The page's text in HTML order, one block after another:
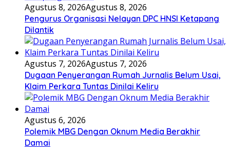
Agustus 8, 2026Agustus 8, 2026
Pengurus Organisasi Nelayan DPC HNSI Ketapang
Dilantik
Agustus 7, 2026Agustus 7, 2026
Dugaan Penyerangan Rumah Jurnalis Belum Usai,
Klaim Perkara Tuntas Dinilai Keliru
Agustus 6, 2026
Polemik MBG Dengan Oknum Media Berakhir
Damai